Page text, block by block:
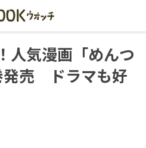
人気漫画「めんつ
発売 ドラマも好